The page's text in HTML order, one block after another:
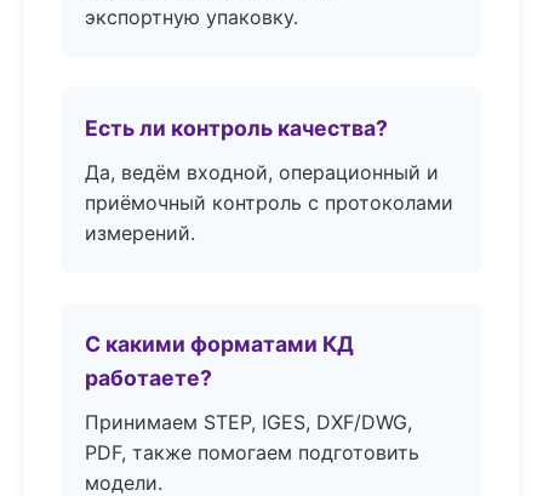
экспортную упаковку.
Есть ли контроль качества?
Да, ведём входной, операционный и
приёмочный контроль с протоколами
измерений.
С какими форматами КД
работаете?
Принимаем STEP, IGES, DXF/DWG,
PDF, также помогаем подготовить
модели.